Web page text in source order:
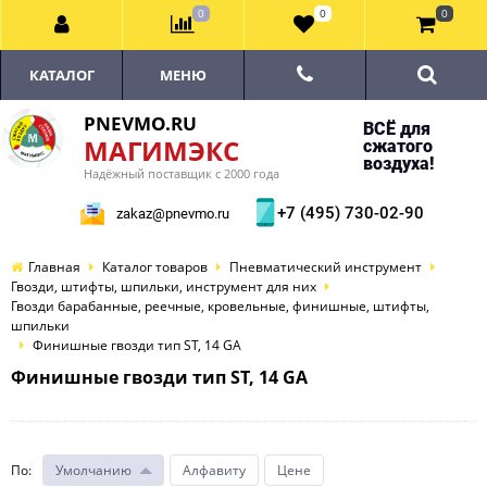
PNEVMO.RU
МАГИМЭКС
Надёжный поставщик с 2000 года
ВСЁ для
сжатого
воздуха!
zakaz@pnevmo.ru +7 (495) 730-02-90
КАТАЛОГ МЕНЮ
Главная Каталог товаров
Пневматический инструмент
Гвозди, штифты, шпильки, инструмент для них
Гвозди барабанные, реечные, кровельные, финишные, штифты,
шпильки
Финишные гвозди тип ST, 14 GA
Финишные гвозди тип ST, 14 GA
По: Умолчанию Алфавиту Цене
0 0 0